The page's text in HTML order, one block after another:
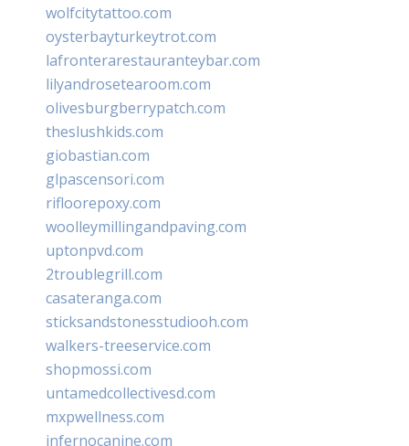
wolfcitytattoo.com
oysterbayturkeytrot.com
lafronterarestauranteybar.com
lilyandrosetearoom.com
olivesburgberrypatch.com
theslushkids.com
giobastian.com
glpascensori.com
rifloorepoxy.com
woolleymillingandpaving.com
uptonpvd.com
2troublegrill.com
casateranga.com
sticksandstonesstudiooh.com
walkers-treeservice.com
shopmossi.com
untamedcollectivesd.com
mxpwellness.com
infernocanine.com